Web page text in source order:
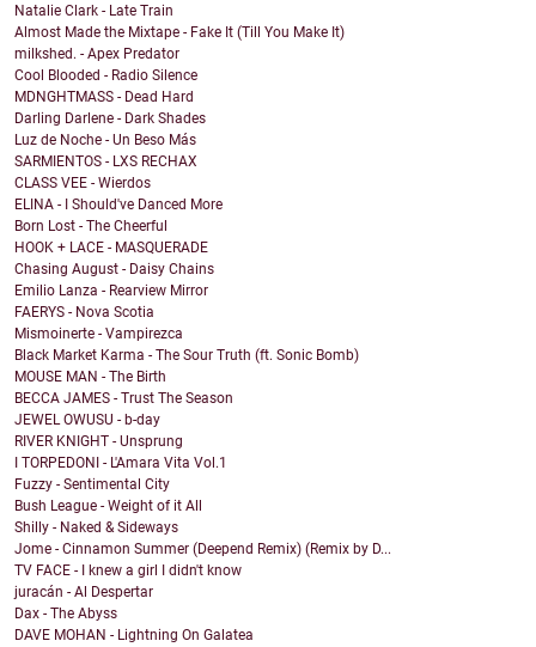
Natalie Clark - Late Train
Almost Made the Mixtape - Fake It (Till You Make It)
milkshed. - Apex Predator
Cool Blooded - Radio Silence
MDNGHTMASS - Dead Hard
Darling Darlene - Dark Shades
Luz de Noche - Un Beso Más
SARMIENTOS - LXS RECHAX
CLASS VEE - Wierdos
ELINA - I Should've Danced More
Born Lost - The Cheerful
HOOK + LACE - MASQUERADE
Chasing August - Daisy Chains
Emilio Lanza - Rearview Mirror
FAERYS - Nova Scotia
Mismoinerte - Vampirezca
Black Market Karma - The Sour Truth (ft. Sonic Bomb)
MOUSE MAN - The Birth
BECCA JAMES - Trust The Season
JEWEL OWUSU - b-day
RIVER KNIGHT - Unsprung
I TORPEDONI - L'Amara Vita Vol.1
Fuzzy - Sentimental City
Bush League - Weight of it All
Shilly - Naked & Sideways
Jome - Cinnamon Summer (Deepend Remix) (Remix by D...
TV FACE - I knew a girl I didn't know
juracán - Al Despertar
Dax - The Abyss
DAVE MOHAN - Lightning On Galatea